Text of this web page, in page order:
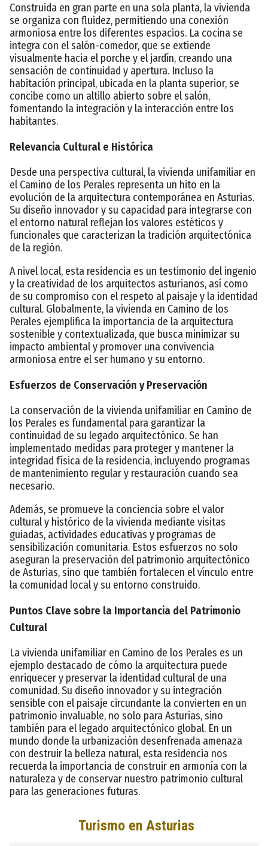
Construida en gran parte en una sola planta, la vivienda
se organiza con fluidez, permitiendo una conexión
armoniosa entre los diferentes espacios. La cocina se
integra con el salón-comedor, que se extiende
visualmente hacia el porche y el jardín, creando una
sensación de continuidad y apertura. Incluso la
habitación principal, ubicada en la planta superior, se
concibe como un altillo abierto sobre el salón,
fomentando la integración y la interacción entre los
habitantes.
Relevancia Cultural e Histórica
Desde una perspectiva cultural, la vivienda unifamiliar en
el Camino de los Perales representa un hito en la
evolución de la arquitectura contemporánea en Asturias.
Su diseño innovador y su capacidad para integrarse con
el entorno natural reflejan los valores estéticos y
funcionales que caracterizan la tradición arquitectónica
de la región.
A nivel local, esta residencia es un testimonio del ingenio
y la creatividad de los arquitectos asturianos, así como
de su compromiso con el respeto al paisaje y la identidad
cultural. Globalmente, la vivienda en Camino de los
Perales ejemplifica la importancia de la arquitectura
sostenible y contextualizada, que busca minimizar su
impacto ambiental y promover una convivencia
armoniosa entre el ser humano y su entorno.
Esfuerzos de Conservación y Preservación
La conservación de la vivienda unifamiliar en Camino de
los Perales es fundamental para garantizar la
continuidad de su legado arquitectónico. Se han
implementado medidas para proteger y mantener la
integridad física de la residencia, incluyendo programas
de mantenimiento regular y restauración cuando sea
necesario.
Además, se promueve la conciencia sobre el valor
cultural y histórico de la vivienda mediante visitas
guiadas, actividades educativas y programas de
sensibilización comunitaria. Estos esfuerzos no solo
aseguran la preservación del patrimonio arquitectónico
de Asturias, sino que también fortalecen el vínculo entre
la comunidad local y su entorno construido.
Puntos Clave sobre la Importancia del Patrimonio
Cultural
La vivienda unifamiliar en Camino de los Perales es un
ejemplo destacado de cómo la arquitectura puede
enriquecer y preservar la identidad cultural de una
comunidad. Su diseño innovador y su integración
sensible con el paisaje circundante la convierten en un
patrimonio invaluable, no solo para Asturias, sino
también para el legado arquitectónico global. En un
mundo donde la urbanización desenfrenada amenaza
con destruir la belleza natural, esta residencia nos
recuerda la importancia de construir en armonía con la
naturaleza y de conservar nuestro patrimonio cultural
para las generaciones futuras.